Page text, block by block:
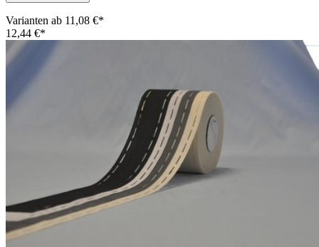
Varianten ab 11,08 €*
12,44 €*